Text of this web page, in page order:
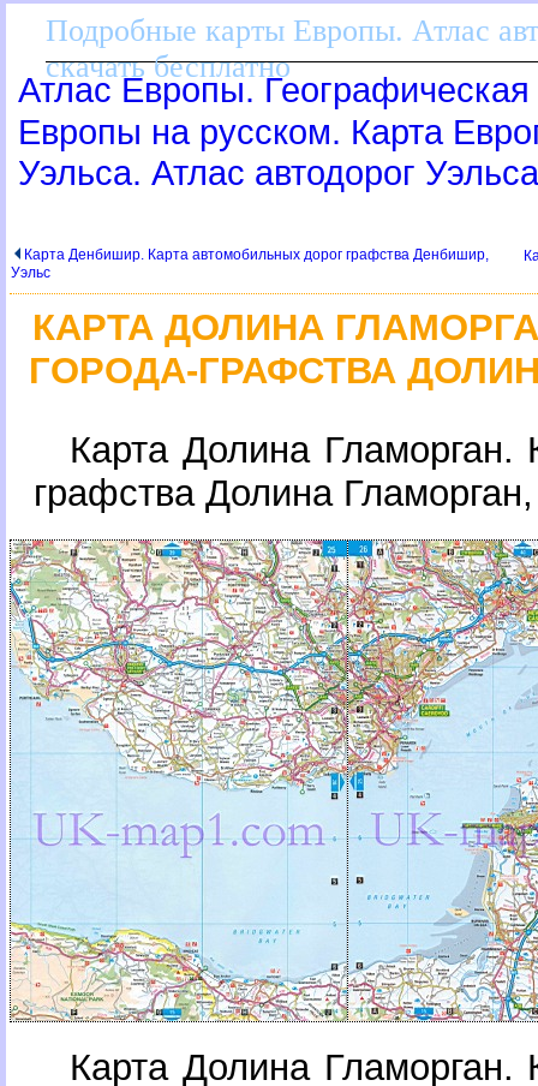
Подробные карты Европы. Атлас
скачать бесплатно
Атлас Европы. Географическая
Европы на русском. Карта
Уэльса. Атлас автодорог Уэльса
Карта Денбишир. Карта автомобильных дорог графства Денбишир,
Уэльс
КАРТА ДОЛИНА
ГОРОДА-ГРАФСТВА
Карта Долина Гламорган.
рафства Долина
Карта Долина Гламорган.